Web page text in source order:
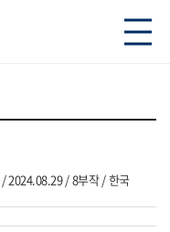
2024.08.29 8부작 한국